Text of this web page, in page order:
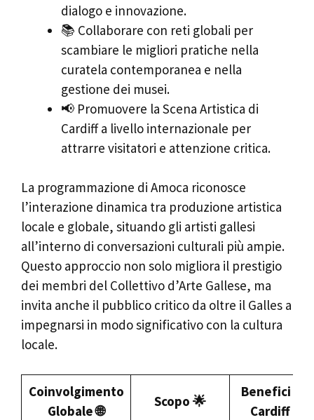
dialogo e innovazione.
📚 Collaborare con reti globali per
scambiare le migliori pratiche nella
curatela contemporanea e nella
gestione dei musei.
📢 Promuovere la Scena Artistica di
Cardiff a livello internazionale per
attrarre visitatori e attenzione critica.
La programmazione di Amoca riconosce
l’interazione dinamica tra produzione artistica
locale e globale, situando gli artisti gallesi
all’interno di conversazioni culturali più ampie.
Questo approccio non solo migliora il prestigio
dei membri del Collettivo d’Arte Gallese, ma
invita anche il pubblico critico da oltre il Galles a
impegnarsi in modo significativo con la cultura
locale.
Coinvolgimento
Globale 🌐
Scopo 🌟
Benefici per
Cardiff 🎉